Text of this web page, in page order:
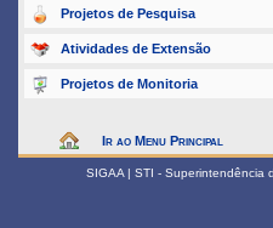
Projetos de Pesquisa
Atividades de Extensão
Projetos de Monitoria
Ir ao Menu Principal
SIGAA | STI - Superintendência